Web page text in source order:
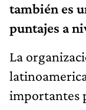
también es
puntajes a
La
importantes